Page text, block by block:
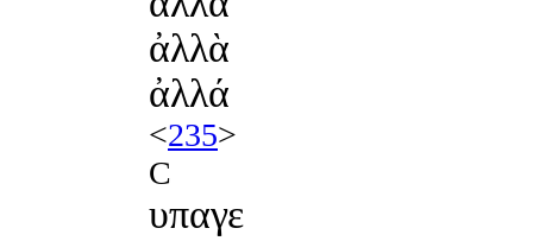
ἀλλὰ
ἀλλά
<235>
C
υπαγε